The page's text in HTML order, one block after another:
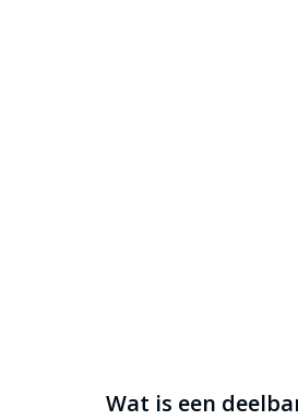
Wat is een